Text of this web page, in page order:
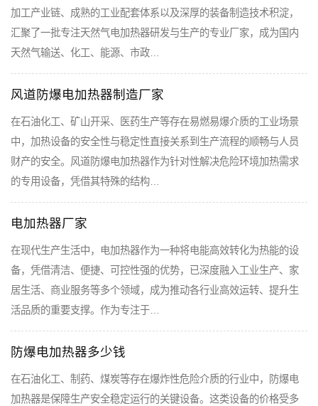
加工产业链、成熟的工业配套体系以及深厚的装备制造技术积淀，
汇聚了一批专注天然气电加热器研发与生产的专业厂家，成为国内
天然气输送、化工、能源、市政…
风道防爆电加热器制造厂家
在石油化工、矿山开采、医药生产等存在易燃易爆介质的工业场景
中，加热设备的安全性与稳定性直接关系到生产流程的顺畅与人员
财产的安全。风道防爆电加热器作为针对性解决危险环境加热需求
的专用设备，凭借其特殊的结构…
电加热器厂家
在现代生产生活中，电加热器作为一种将电能高效转化为热能的设
备，凭借清洁、便捷、可控性强的优势，已深度融入工业生产、家
居生活、商业服务等多个领域，成为推动各行业高效运转、提升生
活品质的重要支撑。作为专注于…
防爆电加热器多少钱
在石油化工、制药、煤炭等存在爆炸性危险介质的行业中，防爆电
加热器是保障生产安全稳定运行的关键设备。这类设备的价格受多